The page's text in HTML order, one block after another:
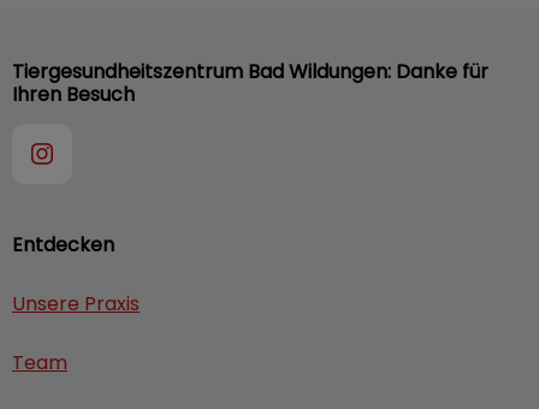
Entdecken
Unsere Praxis
Team
Tiergesundheitszentrum Bad Wildungen: Danke für
Ihren Besuch